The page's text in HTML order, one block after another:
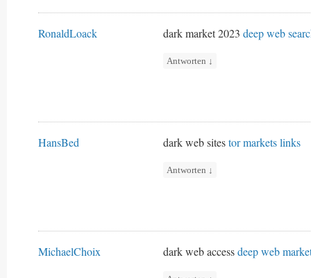
RonaldLoack dark market 2023 deep web
Antworten ↓
HansBed dark web sitestor markets links
Antworten ↓
MichaelChoix dark web accessdeep web